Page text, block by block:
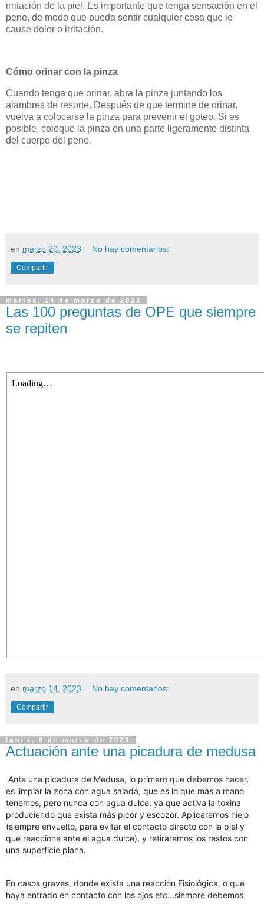
irritación de la piel. Es importante que tenga sensación en el
pene, de modo que pueda sentir cualquier cosa que le
cause dolor o irritación.
Cómo orinar con la pinza
Cuando tenga que orinar, abra la pinza juntando los
alambres de resorte. Después de que termine de orinar,
vuelva a colocarse la pinza para prevenir el goteo. Si es
posible, coloque la pinza en una parte ligeramente distinta
del cuerpo del pene.
en marzo 20, 2023 No hay comentarios:
Compartir
martes, 14 de marzo de 2023
Las 100 preguntas de OPE que siempre
se repiten
en marzo 14, 2023 No hay comentarios:
Compartir
lunes, 6 de marzo de 2023
Actuación ante una picadura de medusa
Ante una picadura de Medusa, lo primero que debemos hacer,
es limpiar la zona con agua salada, que es lo que más a mano
tenemos, pero nunca con agua dulce, ya que activa la toxina
produciendo que exista más picor y escozor. Aplicaremos hielo
(siempre envuelto, para evitar el contacto directo con la piel y
que reaccione ante el agua dulce), y retiraremos los restos con
una superficie plana.
En casos graves, donde exista una reacción Fisiológica, o que
haya entrado en contacto con los ojos etc...siempre debemos